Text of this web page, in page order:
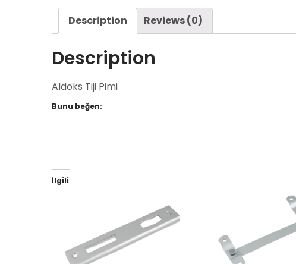
Description Reviews (0)
Description
Aldoks Tiji Pimi
Bunu beğen:
İlgili